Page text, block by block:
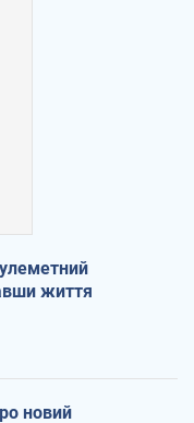
життя
новий